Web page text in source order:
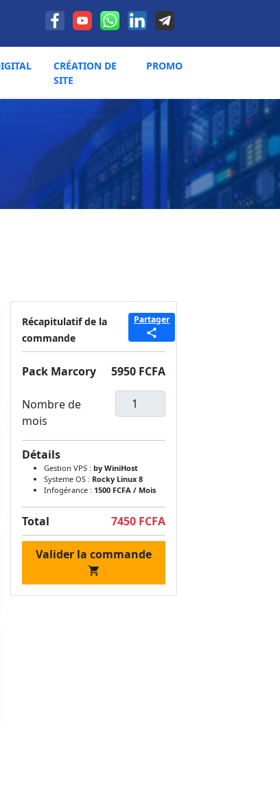
CRÉATION DE
SITE
PROMO
Récapitulatif de la
commande
Partager
Pack Marcory 5950 FCFA
Nombre de
mois
Détails
Gestion VPS : by WiniHost
Systeme OS : Rocky Linux 8
Infogérance : 1500 FCFA / Mois
Total 7450 FCFA
Valider la commande